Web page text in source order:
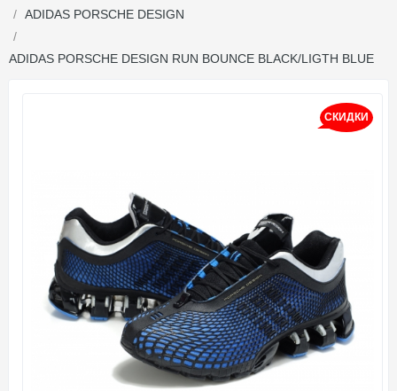
ADIDAS PORSCHE DESIGN
ADIDAS PORSCHE DESIGN RUN BOUNCE BLACK/LIGTH BLUE
СКИДКИ